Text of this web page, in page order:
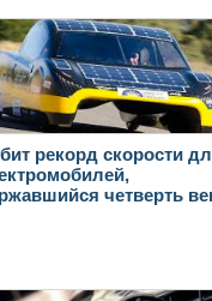
рекорд скорости
четверть